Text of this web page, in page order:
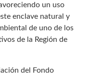
un uso
enclave natural y
de uno de los
de la Región de
del Fondo